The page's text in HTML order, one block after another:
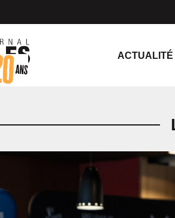
ACTUALITÉ